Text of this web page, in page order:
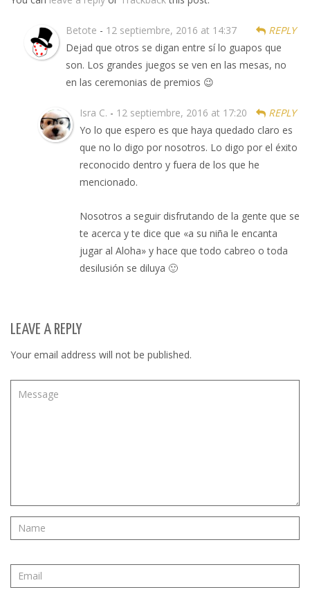
Betote - 12 septiembre, 2016 at 14:37
REPLY
Dejad que otros se digan entre sí lo guapos que
son. Los grandes juegos se ven en las mesas, no
en las ceremonias de premios 😉
Isra C. - 12 septiembre, 2016 at 17:20
REPLY
Yo lo que espero es que haya quedado claro es
que no lo digo por nosotros. Lo digo por el éxito
reconocido dentro y fuera de los que he
mencionado.
Nosotros a seguir disfrutando de la gente que se
te acerca y te dice que «a su niña le encanta
jugar al Aloha» y hace que todo cabreo o toda
desilusión se diluya 🙂
LEAVE A REPLY
Your email address will not be published.